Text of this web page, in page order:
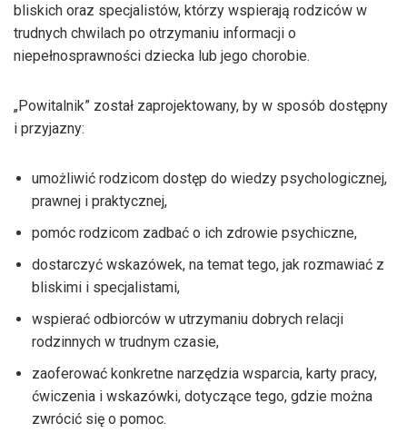
bliskich oraz specjalistów, którzy wspierają rodziców w
trudnych chwilach po otrzymaniu informacji o
niepełnosprawności dziecka lub jego chorobie.
„Powitalnik” został zaprojektowany, by w sposób dostępny
i przyjazny:
umożliwić rodzicom dostęp do wiedzy psychologicznej,
prawnej i praktycznej,
pomóc rodzicom zadbać o ich zdrowie psychiczne,
dostarczyć wskazówek, na temat tego, jak rozmawiać z
bliskimi i specjalistami,
wspierać odbiorców w utrzymaniu dobrych relacji
rodzinnych w trudnym czasie,
zaoferować konkretne narzędzia wsparcia, karty pracy,
ćwiczenia i wskazówki, dotyczące tego, gdzie można
zwrócić się o pomoc.